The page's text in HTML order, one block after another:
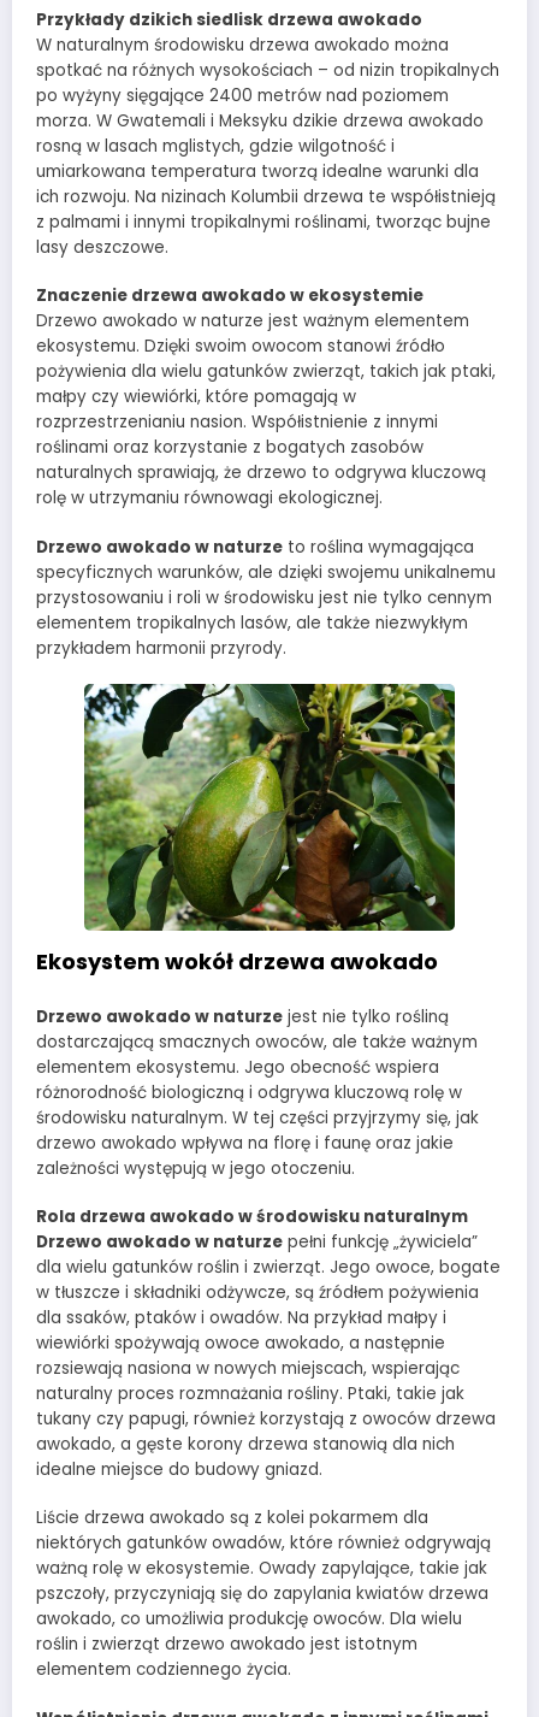
Przykłady dzikich siedlisk drzewa awokado
W naturalnym środowisku drzewa awokado można
spotkać na różnych wysokościach – od nizin tropikalnych
po wyżyny sięgające 2400 metrów nad poziomem
morza. W Gwatemali i Meksyku dzikie drzewa awokado
rosną w lasach mglistych, gdzie wilgotność i
umiarkowana temperatura tworzą idealne warunki dla
ich rozwoju. Na nizinach Kolumbii drzewa te współistnieją
z palmami i innymi tropikalnymi roślinami, tworząc bujne
lasy deszczowe.
Znaczenie drzewa awokado w ekosystemie
Drzewo awokado w naturze jest ważnym elementem
ekosystemu. Dzięki swoim owocom stanowi źródło
pożywienia dla wielu gatunków zwierząt, takich jak ptaki,
małpy czy wiewiórki, które pomagają w
rozprzestrzenianiu nasion. Współistnienie z innymi
roślinami oraz korzystanie z bogatych zasobów
naturalnych sprawiają, że drzewo to odgrywa kluczową
rolę w utrzymaniu równowagi ekologicznej.
Drzewo awokado w naturze to roślina wymagająca
specyficznych warunków, ale dzięki swojemu unikalnemu
przystosowaniu i roli w środowisku jest nie tylko cennym
elementem tropikalnych lasów, ale także niezwykłym
przykładem harmonii przyrody.
Ekosystem wokół drzewa awokado
Drzewo awokado w naturze jest nie tylko rośliną
dostarczającą smacznych owoców, ale także ważnym
elementem ekosystemu. Jego obecność wspiera
różnorodność biologiczną i odgrywa kluczową rolę w
środowisku naturalnym. W tej części przyjrzymy się, jak
drzewo awokado wpływa na florę i faunę oraz jakie
zależności występują w jego otoczeniu.
Rola drzewa awokado w środowisku naturalnym
Drzewo awokado w naturze pełni funkcję „żywiciela”
dla wielu gatunków roślin i zwierząt. Jego owoce, bogate
w tłuszcze i składniki odżywcze, są źródłem pożywienia
dla ssaków, ptaków i owadów. Na przykład małpy i
wiewiórki spożywają owoce awokado, a następnie
rozsiewają nasiona w nowych miejscach, wspierając
naturalny proces rozmnażania rośliny. Ptaki, takie jak
tukany czy papugi, również korzystają z owoców drzewa
awokado, a gęste korony drzewa stanowią dla nich
idealne miejsce do budowy gniazd.
Liście drzewa awokado są z kolei pokarmem dla
niektórych gatunków owadów, które również odgrywają
ważną rolę w ekosystemie. Owady zapylające, takie jak
pszczoły, przyczyniają się do zapylania kwiatów drzewa
awokado, co umożliwia produkcję owoców. Dla wielu
roślin i zwierząt drzewo awokado jest istotnym
elementem codziennego życia.